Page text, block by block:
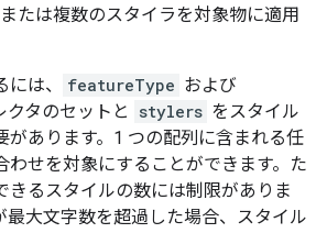
たは複数のスタイラを対象物に適用
は、 featureType および
クタのセットと stylers をスタイル
があります。1 つの配列に含まれる任
わせを対象にすることができます。た
きるスタイルの数には制限がありま
最大文字数を超過した場合、スタイル